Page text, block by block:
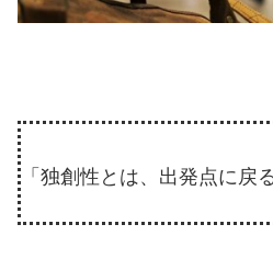
「独創性とは、出発点に戻